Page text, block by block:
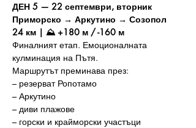
ДЕН 5 — 22 септември, вторник
Приморско → Аркутино → Созопол
24 км | ⛰️ +180 м / -160 м
Финалният етап. Емоционалната
кулминация на Пътя.
Маршрутът преминава през:
– резерват Ропотамо
– Аркутино
– диви плажове
– горски и крайморски участъци